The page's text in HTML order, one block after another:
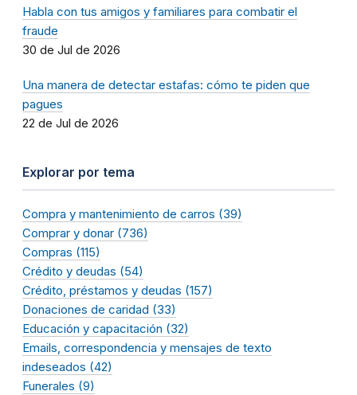
Habla con tus amigos y familiares para combatir el
fraude
30 de Jul de 2026
Una manera de detectar estafas: cómo te piden que
pagues
22 de Jul de 2026
Explorar por tema
Compra y mantenimiento de carros (39)
Comprar y donar (736)
Compras (115)
Crédito y deudas (54)
Crédito, préstamos y deudas (157)
Donaciones de caridad (33)
Educación y capacitación (32)
Emails, correspondencia y mensajes de texto
indeseados (42)
Funerales (9)